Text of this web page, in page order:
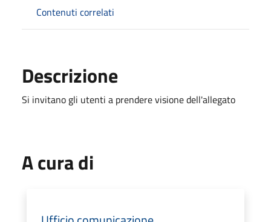
Contenuti correlati
Descrizione
Si invitano gli utenti a prendere visione dell'allegato
A cura di